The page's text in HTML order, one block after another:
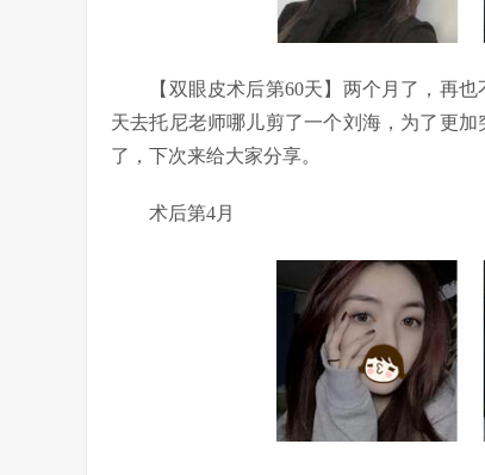
【双眼皮术后第60天】两个月了，再也
天去托尼老师哪儿剪了一个刘海，为了更
了，下次来给大家分享。
术后第4月